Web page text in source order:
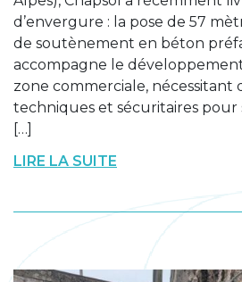
d’envergure : la pose de 57
de soutènement en béton
accompagne le
zone commerciale, nécessitant
techniques et sécuritaires pour
[…]
LIRE LA SUITE